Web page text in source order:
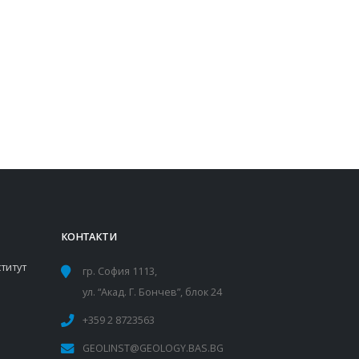
КОНТАКТИ
гр. София 1113,
ул. “Акад. Г. Бончев”, блок 24
+359 2 8723563
GEOLINST@GEOLOGY.BAS.BG